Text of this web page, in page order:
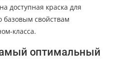
доступная краска для
свойствам
класса.
оптимальный